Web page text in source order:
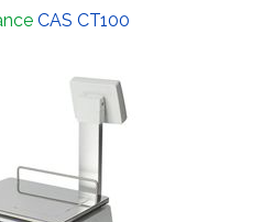
CAS CT100